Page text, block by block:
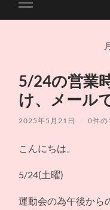
モ
バ
ー
を
切
り
替
え
5/24の営業
け、メール
2025年5月21日 / 0件の
こんにちは。
5/24(土曜)
運動会の為午後から